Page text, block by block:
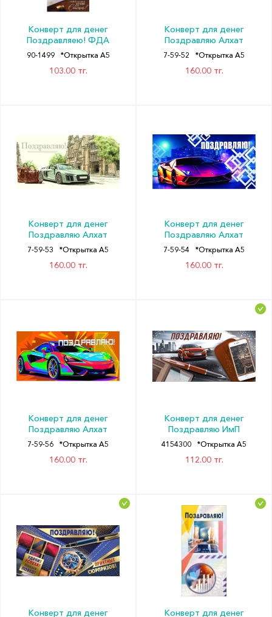
Конверт для денег
Поздравляею! ФДА
90-1499 *Открытка А5
103.00 тг.
Конверт для денег
Поздравляю Алхат
7-59-52 *Открытка А5
160.00 тг.
Конверт для денег
Поздравляю Алхат
7-59-53 *Открытка А5
160.00 тг.
Конверт для денег
Поздравляю Алхат
7-59-54 *Открытка А5
160.00 тг.
Конверт для денег
Поздравляю Алхат
7-59-56 *Открытка А5
160.00 тг.
Конверт для денег
Поздравляю ИмП
4154300 *Открытка А5
112.00 тг.
Конверт для денег Конверт для денег